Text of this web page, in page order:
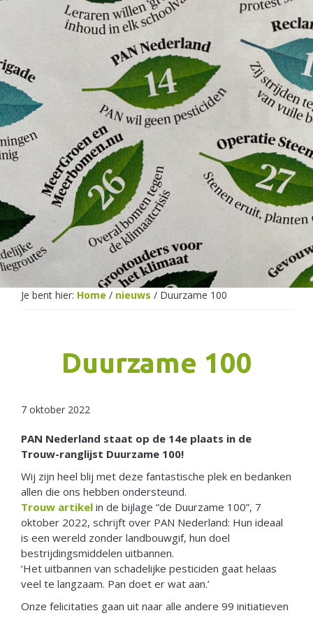
Netherlands
Je bent hier: Home / nieuws / Duurzame 100
Duurzame 100
7 oktober 2022
PAN Nederland staat op de 14e plaats in de
Trouw-ranglijst Duurzame 100!
Wij zijn heel blij met deze fantastische plek en bedanken
allen die ons hebben ondersteund.
Trouw artikel in de bijlage “de Duurzame 100”, 7
oktober 2022, schrijft over PAN Nederland: Hun ideaal
is een wereld zonder landbouwgif, hun doel
bestrijdingsmiddelen uitbannen.
‘Het uitbannen van schadelijke pesticiden gaat helaas
veel te langzaam. Pan doet er wat aan.’
Onze felicitaties gaan uit naar alle andere 99 initiatieven